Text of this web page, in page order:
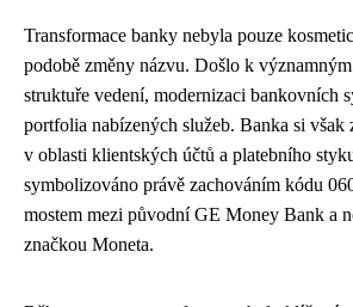
Transformace banky nebyla pouze
podobě změny názvu. Došlo k
struktuře vedení, modernizaci bankovních
portfolia nabízených služeb. Banka si však
v oblasti klientských účtů a platebního
symbolizováno právě zachováním kódu
mostem mezi původní GE Money Bank a
značkou Moneta.